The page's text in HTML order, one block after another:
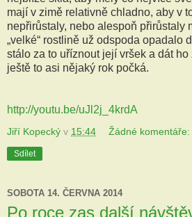
mají v zimě relativně chladno, aby v
nepřirůstaly, nebo alespoň přirůstaly
„velké“ rostlině už odspoda opadalo
stálo za to uříznout její vršek a dát
ještě to asi nějaký rok počká.
http://youtu.be/uJl2j_4krdA
Jiří Kopecký v 15:44 Žádné komentáře:
Sdílet
SOBOTA 14. ČERVNA 2014
Po roce zas další